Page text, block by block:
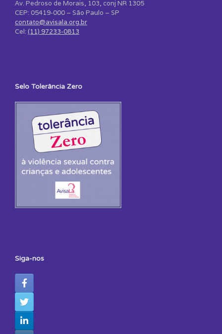
Av. Pedroso de Morais, 103, conj NR 1305
CEP: 05419-000 – São Paulo – SP
contato@avisala.org.br
Cel: (11) 97233-0813
Selo Tolerância Zero
Siga-nos